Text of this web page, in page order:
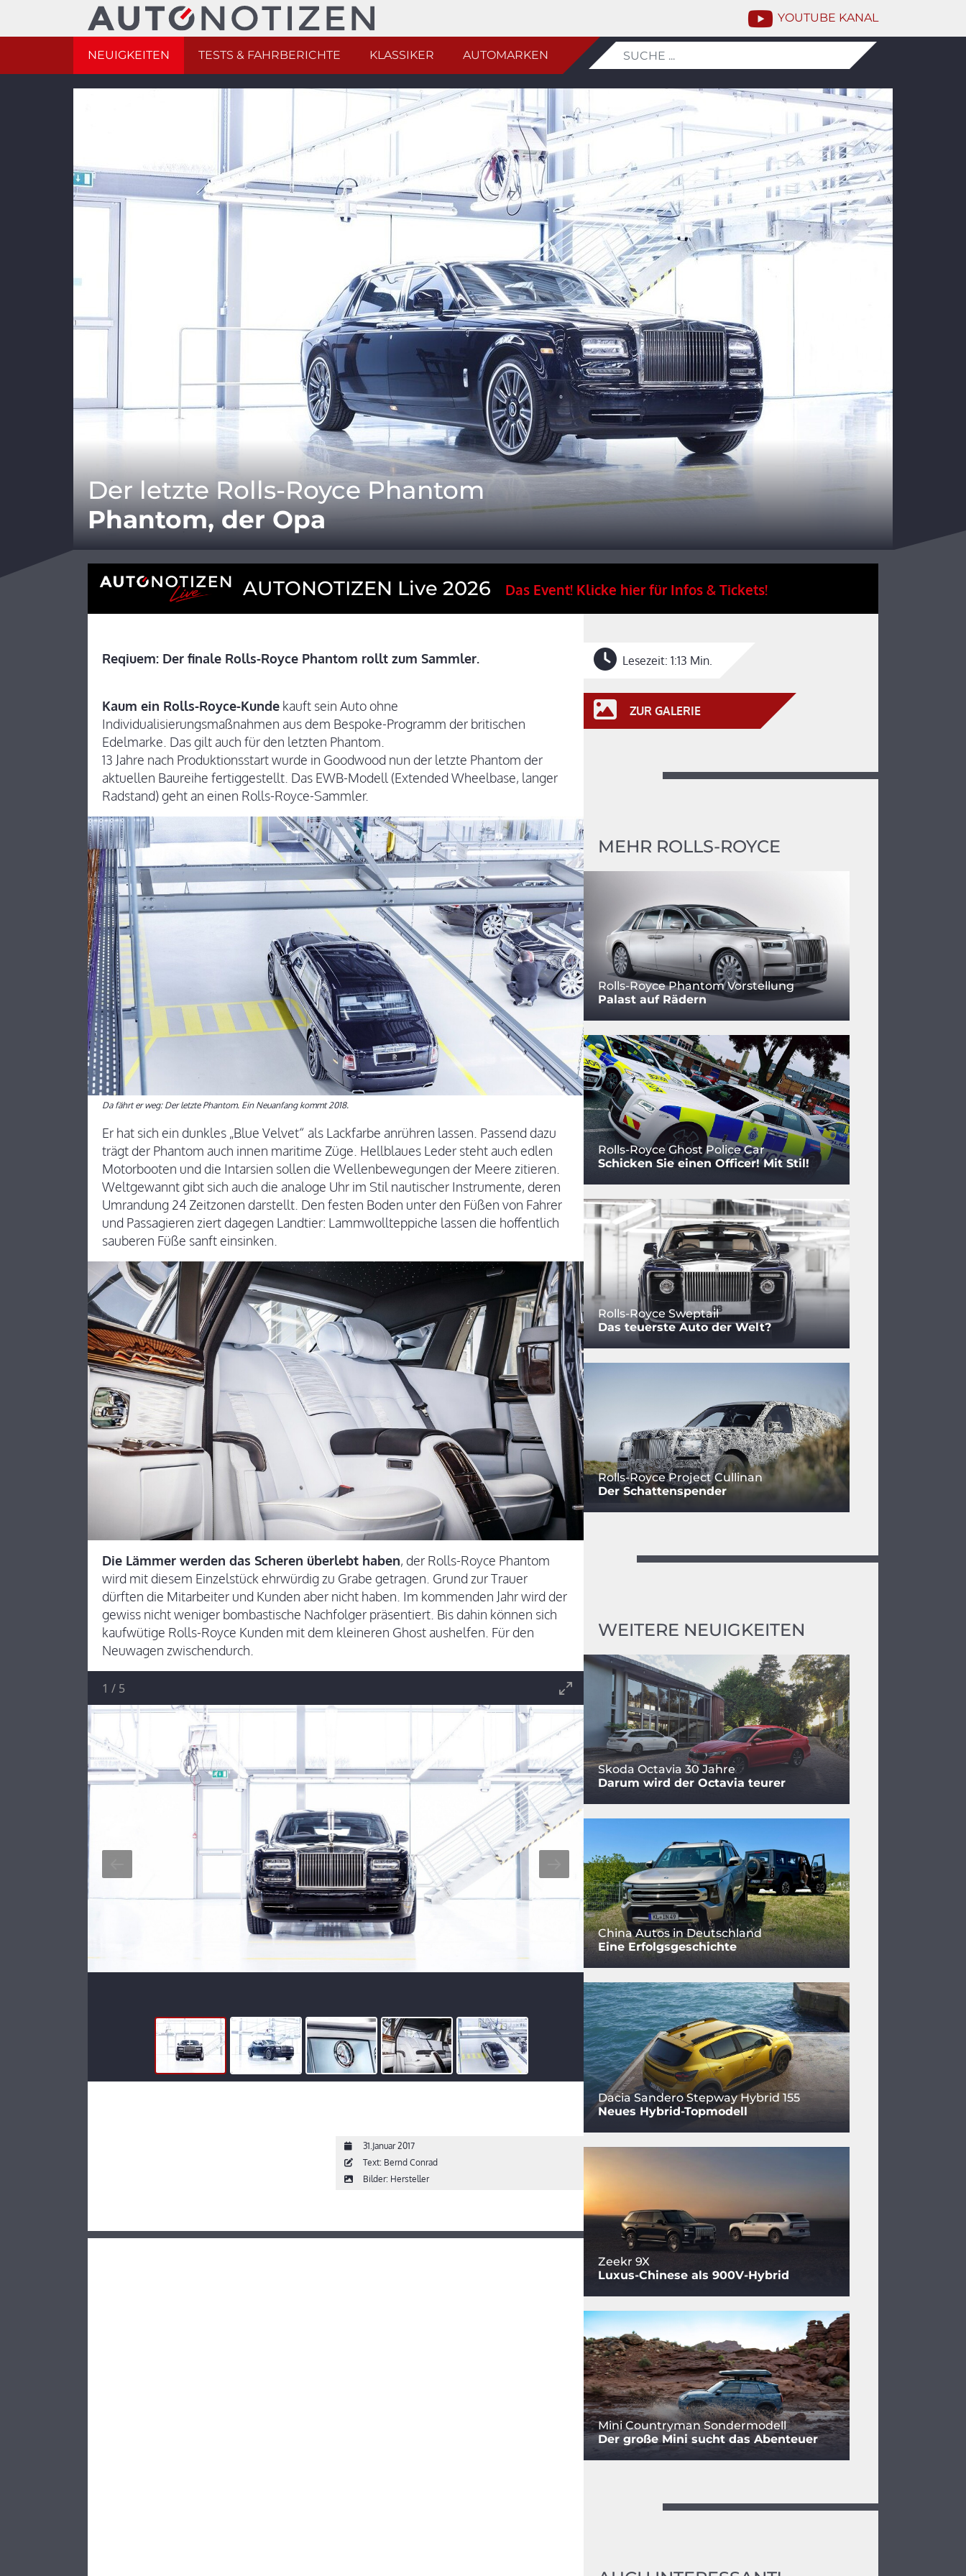
YOUTUBE KANAL
NEUIGKEITEN TESTS & FAHRBERICHTE KLASSIKER AUTOMARKEN
Der letzte Rolls-Royce Phantom
Phantom, der Opa
AUTONOTIZEN Live 2026 Das Event! Klicke hier für Infos & Tickets!
Reqiuem: Der finale Rolls-Royce Phantom rollt zum Sammler.
Kaum ein Rolls-Royce-Kunde kauft sein Auto ohne
Individualisierungsmaßnahmen aus dem Bespoke-Programm der britischen
Edelmarke. Das gilt auch für den letzten Phantom.
13 Jahre nach Produktionsstart wurde in Goodwood nun der letzte Phantom der
aktuellen Baureihe fertiggestellt. Das EWB-Modell (Extended Wheelbase, langer
Radstand) geht an einen Rolls-Royce-Sammler.
Da fährt er weg: Der letzte Phantom. Ein Neuanfang kommt 2018.
Er hat sich ein dunkles „Blue Velvet“ als Lackfarbe anrühren lassen. Passend dazu
trägt der Phantom auch innen maritime Züge. Hellblaues Leder steht auch edlen
Motorbooten und die Intarsien sollen die Wellenbewegungen der Meere zitieren.
Weltgewannt gibt sich auch die analoge Uhr im Stil nautischer Instrumente, deren
Umrandung 24 Zeitzonen darstellt. Den festen Boden unter den Füßen von Fahrer
und Passagieren ziert dagegen Landtier: Lammwollteppiche lassen die hoffentlich
sauberen Füße sanft einsinken.
Die Lämmer werden das Scheren überlebt haben, der Rolls-Royce Phantom
wird mit diesem Einzelstück ehrwürdig zu Grabe getragen. Grund zur Trauer
dürften die Mitarbeiter und Kunden aber nicht haben. Im kommenden Jahr wird der
gewiss nicht weniger bombastische Nachfolger präsentiert. Bis dahin können sich
kaufwütige Rolls-Royce Kunden mit dem kleineren Ghost aushelfen. Für den
Neuwagen zwischendurch.
1 / 5
31.Januar 2017
Text: Bernd Conrad
Bilder: Hersteller
Lesezeit: 1:13 Min.
ZUR GALERIE
MEHR ROLLS-ROYCE
Rolls-Royce Phantom Vorstellung
Palast auf Rädern
Rolls-Royce Ghost Police Car
Schicken Sie einen Officer! Mit Stil!
Rolls-Royce Sweptail
Das teuerste Auto der Welt?
Rolls-Royce Project Cullinan
Der Schattenspender
WEITERE NEUIGKEITEN
Skoda Octavia 30 Jahre
Darum wird der Octavia teurer
China Autos in Deutschland
Eine Erfolgsgeschichte
Dacia Sandero Stepway Hybrid 155
Neues Hybrid-Topmodell
Zeekr 9X
Luxus-Chinese als 900V-Hybrid
Mini Countryman Sondermodell
Der große Mini sucht das Abenteuer